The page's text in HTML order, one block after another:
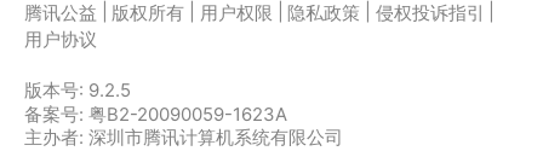
腾讯公益
版权所有 用户权限 隐私政策 侵权投诉指引
用户协议
版本号: 9.2.5
备案号: 粤B2-20090059-1623A
主办者: 深圳市腾讯计算机系统有限公司